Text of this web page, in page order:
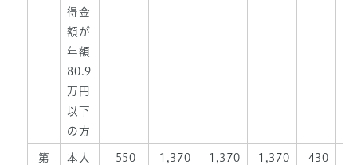
得金
額が
年額
80.9
万円
以下
の方
第
本人
550
1,370
1,370
1,370
430